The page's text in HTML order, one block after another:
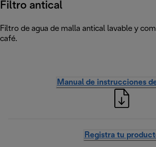
Filtro antical
Filtro de agua de malla antical lavable y
café.
Manual de instrucciones
Registra tu